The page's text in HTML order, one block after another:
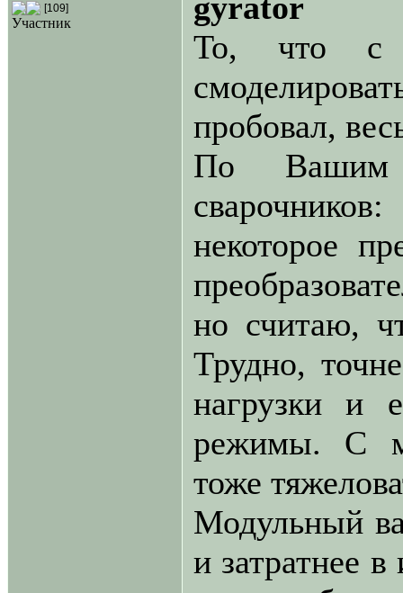
[109]
Участник
То, что с
пробовал,
По Вашим
некоторое
но считаю,
Трудно,
нагрузки и
режимы. С
тоже
Модульный
и затратнее